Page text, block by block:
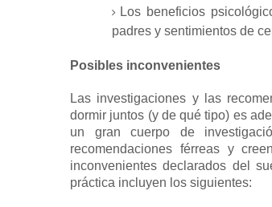
Los beneficios
padres y sentimientos de
Posibles inconvenientes
Las investigaciones y las
dormir juntos (y de qué tipo) es
un gran cuerpo de
recomendaciones férreas y
inconvenientes declarados del
práctica incluyen los siguientes: